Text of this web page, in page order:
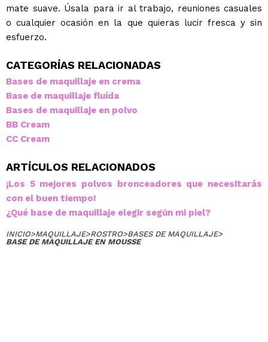
mate suave. Úsala para ir al trabajo, reuniones casuales
o cualquier ocasión en la que quieras lucir fresca y sin
esfuerzo.
CATEGORÍAS RELACIONADAS
Bases de maquillaje en crema
Base de maquillaje fluída
Bases de maquillaje en polvo
BB Cream
CC Cream
ARTÍCULOS RELACIONADOS
¡Los 5 mejores polvos bronceadores que necesitarás
con el buen tiempo!
¿Qué base de maquillaje elegir según mi piel?
INICIO>MAQUILLAJE>ROSTRO>BASES DE MAQUILLAJE>
BASE DE MAQUILLAJE EN MOUSSE